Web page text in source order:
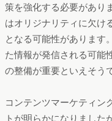
策を強化する必要があり
はオリジナリティに欠け
となる可能性があります
た情報が発信される可能
の整備が重要といえそう
コンテンツマーケティン
トが明らかになりました